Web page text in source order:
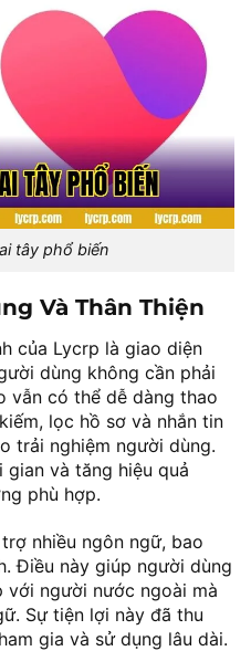
tây phổ biến
Và Thân Thiện
của Lycrp là giao diện
dùng không cần phải
vẫn có thể dễ dàng thao
lọc hồ sơ và nhắn tin
trải nghiệm người dùng.
và tăng hiệu quả
phù hợp.
nhiều ngôn ngữ, bao
Điều này giúp người dùng
với người nước ngoài mà
Sự tiện lợi này đã thu
gia và sử dụng lâu dài.